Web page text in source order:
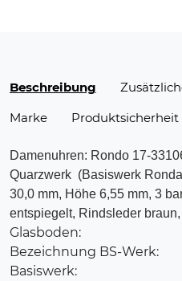
Beschreibung
Marke
Produktsicherheit
Damenuhren: Rondo 17-
Quarzwerk (Basiswerk
30,0 mm, Höhe 6,55 mm, 3
entspiegelt, Rindsleder
Glasboden:
Bezeichnung BS-Werk:
Basiswerk: